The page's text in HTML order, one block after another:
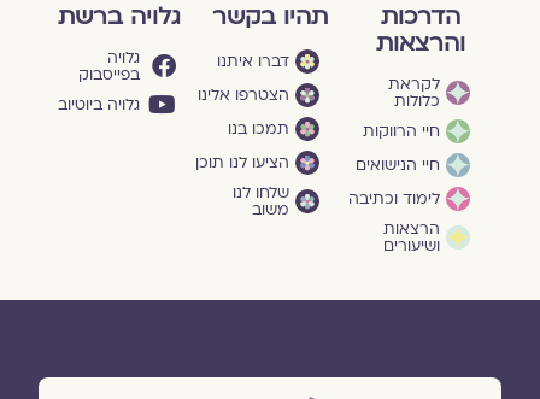
הדרכות
והרצאות
לקראת
כלולות
חיי הרווקות
חיי הנישואים
לימוד וכתיבה
הרצאות
ושיעורים
תהיו בקשר
דברו איתנו
הצטרפו אלינו
תמכו בנו
הציעו לנו תוכן
שלחו לנו
משוב
גלויה ברשת
גלויה
בפייסבוק
גלויה ביוטיוב